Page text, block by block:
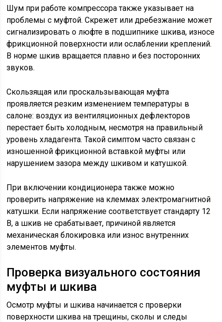
Шум при работе компрессора также указывает на
проблемы с муфтой. Скрежет или дребезжание может
сигнализировать о люфте в подшипнике шкива, износе
фрикционной поверхности или ослаблении креплений.
В норме шкив вращается плавно и без посторонних
звуков.
Скользящая или проскальзывающая муфта
проявляется резким изменением температуры в
салоне: воздух из вентиляционных дефлекторов
перестает быть холодным, несмотря на правильный
уровень хладагента. Такой симптом часто связан с
изношенной фрикционной вставкой муфты или
нарушением зазора между шкивом и катушкой.
При включении кондиционера также можно
проверить напряжение на клеммах электромагнитной
катушки. Если напряжение соответствует стандарту 12
В, а шкив не срабатывает, причиной является
механическая блокировка или износ внутренних
элементов муфты.
Проверка визуального состояния
муфты и шкива
Осмотр муфты и шкива начинается с проверки
поверхности шкива на трещины, сколы и следы